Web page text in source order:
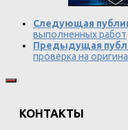
Следующая
выполненных работ
Предыдущая
проверка на
КОНТАКТЫ